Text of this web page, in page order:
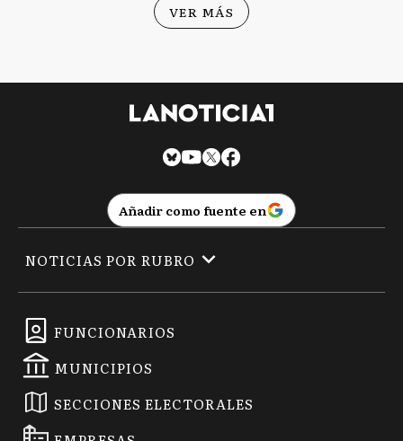
VER MÁS
Añadir como fuente en
FUNCIONARIOS
MUNICIPIOS
SECCIONES ELECTORALES
NOTICIAS POR RUBRO